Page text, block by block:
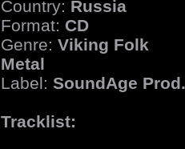
Country: Russia
Format: CD
Genre: Viking Folk
Metal
Label: SoundAge Prod.
Tracklist: